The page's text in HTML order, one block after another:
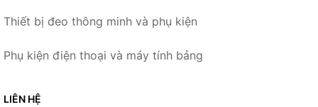
Thiết bị đeo thông minh và phụ kiện
Phụ kiện điện thoại và máy tính bảng
LIÊN HỆ